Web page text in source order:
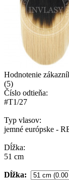
Hodnotenie
(5)
Číslo odtieňa:
#T1/27
Typ vlasov:
jemné európske -
Dĺžka:
51 cm
Dĺžka: